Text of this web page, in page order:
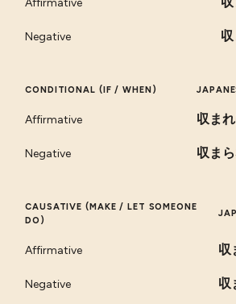
Affirmative
Negative
CONDITIONAL (IF / WHEN)
Affirmative 収ま
Negative 収ま
CAUSATIVE (MAKE / LET SOMEONE
DO)
Affirmative 収
Negative 収